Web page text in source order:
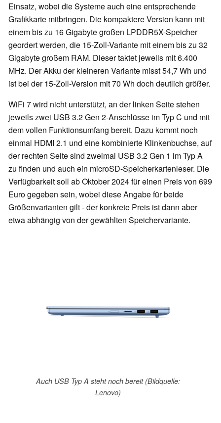
Einsatz, wobei die Systeme auch eine entsprechende
Grafikkarte mitbringen. Die kompaktere Version kann mit
einem bis zu 16 Gigabyte großen LPDDR5X-Speicher
geordert werden, die 15-Zoll-Variante mit einem bis zu 32
Gigabyte großem RAM. Dieser taktet jeweils mit 6.400
MHz. Der Akku der kleineren Variante misst 54,7 Wh und
ist bei der 15-Zoll-Version mit 70 Wh doch deutlich größer.
WiFi 7 wird nicht unterstützt, an der linken Seite stehen
jeweils zwei USB 3.2 Gen 2-Anschlüsse im Typ C und mit
dem vollen Funktionsumfang bereit. Dazu kommt noch
einmal HDMI 2.1 und eine kombinierte Klinkenbuchse, auf
der rechten Seite sind zweimal USB 3.2 Gen 1 im Typ A
zu finden und auch ein microSD-Speicherkartenleser. Die
Verfügbarkeit soll ab Oktober 2024 für einen Preis von 699
Euro gegeben sein, wobei diese Angabe für beide
Größenvarianten gilt - der konkrete Preis ist dann aber
etwa abhängig von der gewählten Speichervariante.
Auch USB Typ A steht noch bereit (Bildquelle:
Lenovo)